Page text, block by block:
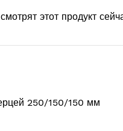
этот продукт
250/150/150 мм